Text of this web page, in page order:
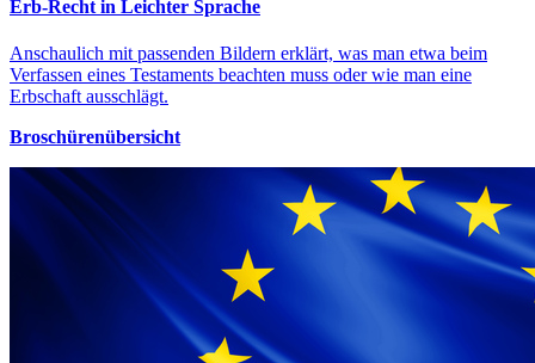
Erb-Recht in Leichter Sprache
Anschaulich mit passenden Bildern erklärt, was man etwa beim
Verfassen eines Testaments beachten muss oder wie man eine
Erbschaft ausschlägt.
Broschürenübersicht